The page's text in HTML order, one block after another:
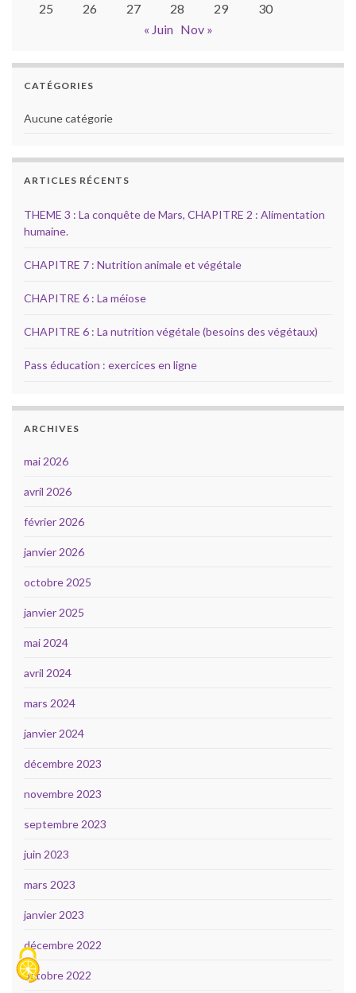
25
26 27 28 29
30
« Juin Nov »
CATÉGORIES
Aucune catégorie
ARTICLES RÉCENTS
THEME 3 : La conquête de Mars, CHAPITRE 2 : Alimentation
humaine.
CHAPITRE 7 : Nutrition animale et végétale
CHAPITRE 6 : La méiose
CHAPITRE 6 : La nutrition végétale (besoins des végétaux)
Pass éducation : exercices en ligne
ARCHIVES
mai 2026
avril 2026
février 2026
janvier 2026
octobre 2025
janvier 2025
mai 2024
avril 2024
mars 2024
janvier 2024
décembre 2023
novembre 2023
septembre 2023
juin 2023
mars 2023
janvier 2023
décembre 2022
octobre 2022